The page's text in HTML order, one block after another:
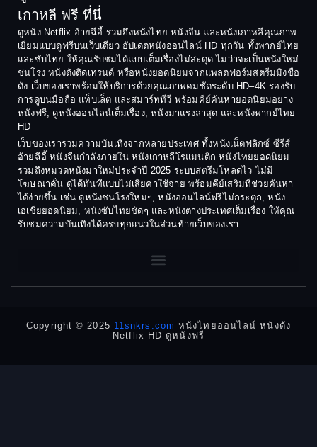
Coming-of-age ชีวิตวัยรุ่น
Crime อาชญากรรม
Crime อาชญากรรม
Culture
Dance เต้น
Dark Comedy ตลกร้าย
DC
Detective สืบสวน
1990
1988
1987
1986
1985
1984
1983
1982
1981
1980
1978
1974
1973
1972
1971
1970
1969
1968
1964
เกาหลี ฟรี ที่นี่
ดูหนัง Netflix อ้ายฉีอี้ รวมถึงหนังไทย หนังจีน และหนังเกาหลีคุณภาพ
เยี่ยมแบบดูฟรีบนเว็บเดียว อัปเดตหนังออนไลน์ HD ทุกวัน ทั้งพากย์ไทย
และซับไทย ให้คุณรับชมได้แบบเต็มเรื่องไม่สะดุด ไม่ว่าจะเป็นหนังใหม่
ชนโรง หนังดังติดเทรนด์ หรือหนังยอดนิยมจากแพลตฟอร์มสตรีมมิงชื่อ
ดัง เว็บของเราพร้อมให้บริการด้วยคุณภาพคมชัดระดับ HD–4K รองรับ
การดูบนมือถือ แท็บเล็ต และสมาร์ททีวี พร้อมคีย์ค้นหายอดนิยมอย่าง
หนังฟรี, ดูหนังออนไลน์เต็มเรื่อง, หนังมาแรงล่าสุด และหนังพากย์ไทย
HD
เว็บของเรารวมความบันเทิงจากหลายประเทศ ทั้งหนังเน็ตฟลิกซ์ ซีรีส์
อ้ายฉีอี้ หนังจีนกำลังภายใน หนังเกาหลีโรแมนติก หนังไทยยอดนิยม
รวมถึงหมวดหนังมาใหม่ประจำปี 2025 ระบบสตรีมโหลดไว ไม่มี
โฆษณาคั่น ดูได้ทันทีแบบไม่เสียค่าใช้จ่าย พร้อมคีย์เสริมที่ช่วยค้นหา
ได้ง่ายขึ้น เช่น ดูหนังชนโรงใหม่ๆ, หนังออนไลน์ฟรีไม่กระตุก, หนัง
เอเชียยอดนิยม, หนังซับไทยชัดๆ และหนังต่างประเทศเต็มเรื่อง ให้คุณ
รับชมความบันเทิงได้ครบทุกแนวในส่วนท้ายเว็บของเรา
Copyright © 2025 11snkrs.com หนังไทยออนไลน์ หนังดัง
Netflix HD ดูหนังฟรี